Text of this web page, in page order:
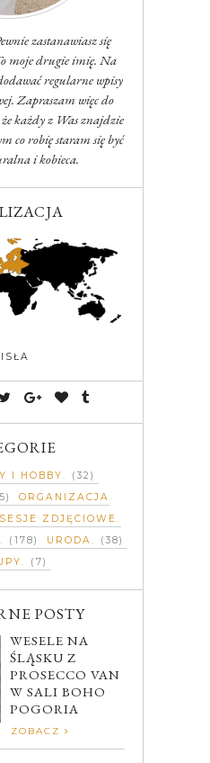
zastanawiasz się
moje drugie imię. Na
regularne wpisy
Zapraszam więc do
każdy z Was znajdzie
co robię staram się być
i kobieca.
I HOBBY
(32)
ORGANIZACJA
SESJE ZDJĘCIOWE
(178) URODA
(38)
(7)
POSTY
WESELE NA
ŚLĄSKU Z
PROSECCO VAN
W SALI BOHO
POGORIA
ZOBACZ